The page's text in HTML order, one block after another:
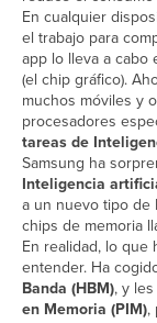
En cualquier
el trabajo para
app lo lleva a cabo
(el chip gráfico).
muchos móviles y
procesadores
tareas de
Samsung ha
Inteligencia
a un nuevo tipo de
chips de memoria
En realidad, lo que
entender. Ha
Banda (HBM), y
en Memoria (PIM),